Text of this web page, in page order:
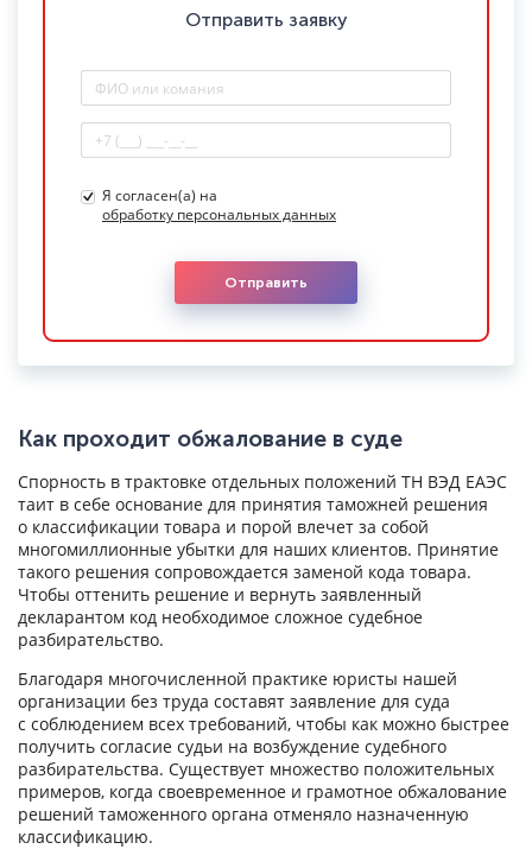
Отправить заявку
Я согласен(а) на
обработку персональных данных
Отправить
Как проходит обжалование в суде
Спорность в трактовке отдельных положений ТН ВЭД ЕАЭС
таит в себе основание для принятия таможней решения
о классификации товара и порой влечет за собой
многомиллионные убытки для наших клиентов. Принятие
такого решения сопровождается заменой кода товара.
Чтобы оттенить решение и вернуть заявленный
декларантом код необходимое сложное судебное
разбирательство.
Благодаря многочисленной практике юристы нашей
организации без труда составят заявление для суда
с соблюдением всех требований, чтобы как можно быстрее
получить согласие судьи на возбуждение судебного
разбирательства. Существует множество положительных
примеров, когда своевременное и грамотное обжалование
решений таможенного органа отменяло назначенную
классификацию.